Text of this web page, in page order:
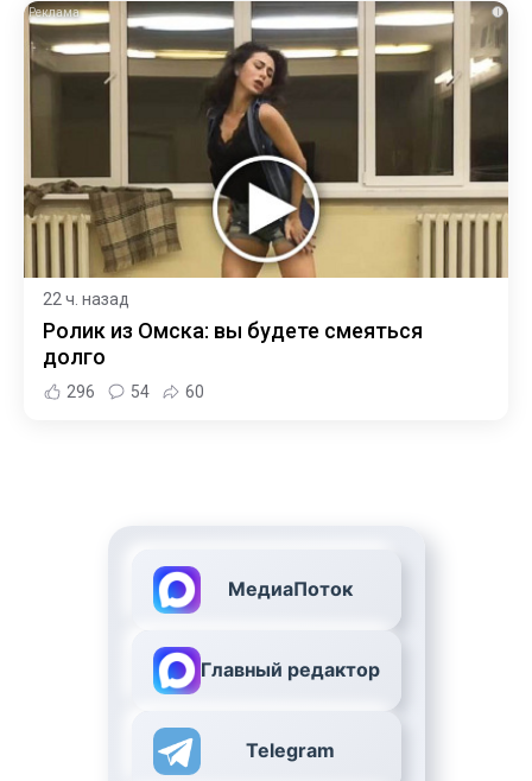
i
22 ч. назад
Ролик из Омска: вы будете смеяться
долго
296 54 60
МедиаПоток
Главный редактор
Telegram